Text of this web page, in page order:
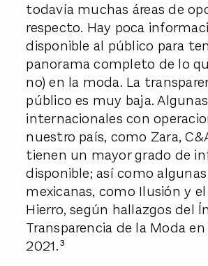
todavía muchas áreas de
respecto. Hay poca
disponible al público para
panorama completo de lo
no) en la moda. La
público es muy baja.
internacionales con
nuestro país, como Zara,
tienen un mayor grado de
disponible; así como
mexicanas, como Ilusión y
Hierro, según hallazgos del
Transparencia de la Moda
2021.³